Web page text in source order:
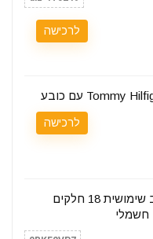
לרכישה
לרכישה
ערכת כלי עבודה רב שימושית 18 חלקים